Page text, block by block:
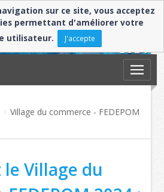
Village du commerce - FEDEPOM
le Village du
sur ce site, vous acceptez
permettant d'améliorer votre
utilisateur.
J'accepte